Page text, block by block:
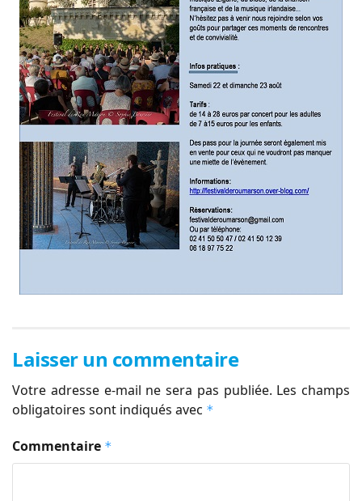
Laisser un commentaire
Votre adresse e-mail ne sera pas publiée. Les champs
obligatoires sont indiqués avec *
Commentaire *